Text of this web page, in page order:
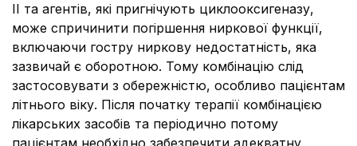
II та агентів, які пригнічують циклооксигеназу,
може спричинити погіршення ниркової функції,
включаючи гостру ниркову недостатність, яка
зазвичай є оборотною. Тому комбінацію слід
застосовувати з обережністю, особливо пацієнтам
літнього віку. Після початку терапії комбінацією
лікарських засобів та періодично потому
пацієнтам необхідно забезпечити адекватну